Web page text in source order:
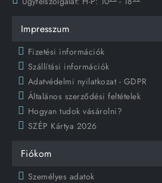
Impresszum
Fizetési információk
Szállítási információk
Adatvédelmi nyilatkozat - GDPR
Általános szerződési feltételek
Hogyan tudok vásárolni?
SZÉP Kártya 2026
Fiókom
Személyes adatok